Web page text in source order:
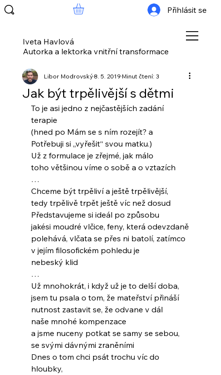
Iveta Havlová
Autorka a lektorka vnitřní transformace
Přihlásit se
Jak být trpělivější s dětmi
Libor Modrovský8. 5. 2019Minut čtení: 3
To je asi jedno z nejčastějších zadání
terapie
(hned po Mám se s ním rozejít? a
Potřebuji si „vyřešit“ svou matku.)
Už z formulace je zřejmé, jak málo
toho většinou víme o sobě a o vztazích
…
Chceme být trpěliví a ještě trpělivější,
tedy trpělivě trpět ještě víc než dosud
Představujeme si ideál po způsobu
jakési moudré vlčice, feny, která odevzdaně
polehává, vlčata se přes ni batolí, zatímco
v jejím filosofickém pohledu je
nebeský klid
…
Už mnohokrát, i když už je to delší doba,
jsem tu psala o tom, že mateřství přináší
nutnost zastavit se, že odvane v dál
naše mnohé kompenzace
a jsme nuceny potkat se samy se sebou,
se svými dávnými zraněními
Dnes o tom chci psát trochu víc do
hloubky,